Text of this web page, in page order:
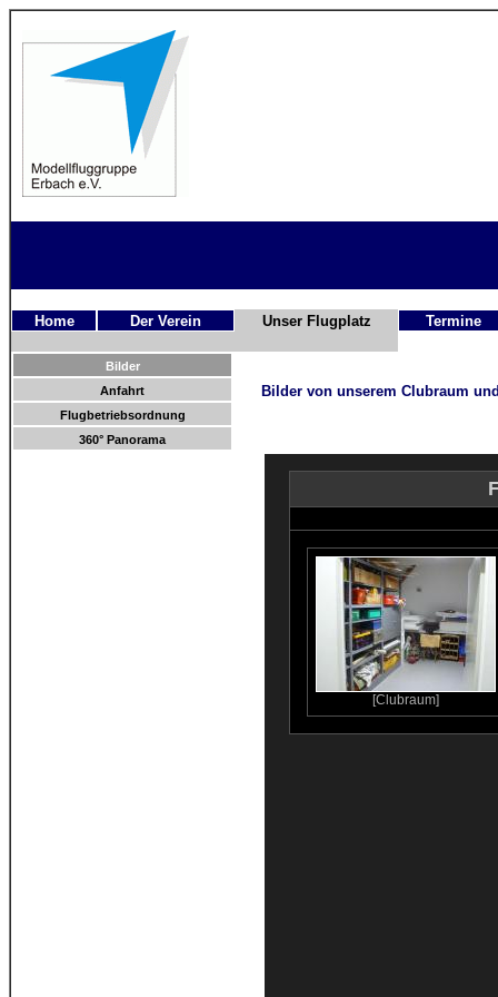
Home Der Verein Unser Flugplatz Termine
Bilder
Anfahrt
Flugbetriebsordnung
360° Panorama
Bilder von unserem Clubraum